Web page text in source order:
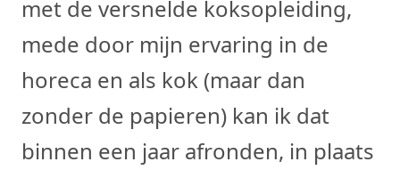
met de versnelde koksopleiding,
mede door mijn ervaring in de
horeca en als kok (maar dan
zonder de papieren) kan ik dat
binnen een jaar afronden, in plaats